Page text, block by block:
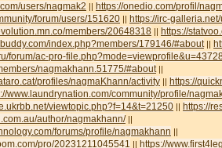
users/nagmak2 || https://onedio.com/profil/
forum/users/151620 || https://irc-
members/20648318 || https://
index.php?members/179146/#about ||
forum/ac-pro-
nagmakhann.51775/#about ||
profiles/nagmaKhann/activity || https://
www.laundrynation.com/community/profile/
viewtopic.php?f=14&t=21250 || https://
author/nagmakhann/||
forums/profile/nagmakhann ||
pro/20231211045541 || https://